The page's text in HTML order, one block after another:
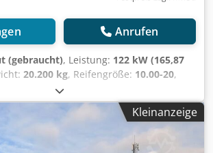
Anrufen
(gebraucht), Leistung: 122 kW (165,87
20.200 kg, Reifengröße: 10.00-20,
, Baujahr:
Klimaanlage, Hitachi ZX190W-5B
9.051 std. Geschlossene
Radio Rückfahrkamera
2,40m. Crjdpfx Ajzqu I Uob Sof
Kleinanzeige